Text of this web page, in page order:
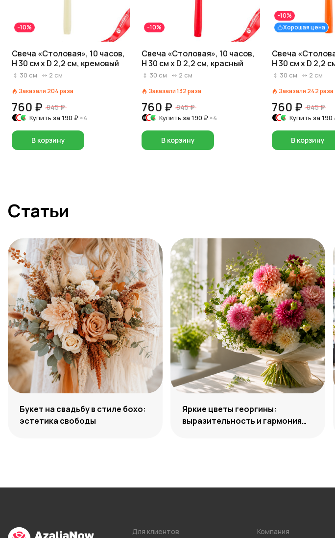
-10%
Свеча «Столовая», 10 часов,
H 30 см x D 2,2 см, кремовый
30 см 2 см
Заказали 204раза
760 ₽ 845 ₽
Купить за 190 ₽ ×4
В корзину
-10%
Свеча «Столовая», 10 часов,
H 30 см x D 2,2 см, красный
30 см 2 см
Заказали132раза
760 ₽ 845 ₽
Купить за190 ₽ ×4
В корзину
Хорошая цена
-10%
Свеча
H 30 см x D 2,2
коралловый
30 см 2 см
Заказали 242раза
760 ₽ 845 ₽
Купить за 190
В корзину
Статьи
Букет на свадьбу в стиле бохо:
эстетика свободы
Яркие цветы георгины:
выразительность и гармония
Для клиентов Компания